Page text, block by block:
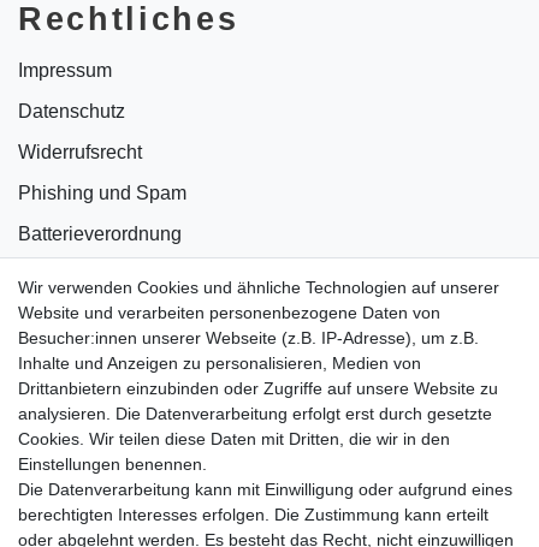
Wir verwenden Cookies und ähnliche Technologien auf unserer
Website und verarbeiten personenbezogene Daten von
Besucher:innen unserer Webseite (z.B. IP-Adresse), um z.B.
Inhalte und Anzeigen zu personalisieren, Medien von
Drittanbietern einzubinden oder Zugriffe auf unsere Website zu
analysieren. Die Datenverarbeitung erfolgt erst durch gesetzte
Cookies. Wir teilen diese Daten mit Dritten, die wir in den
Einstellungen benennen.
Die Datenverarbeitung kann mit Einwilligung oder aufgrund eines
berechtigten Interesses erfolgen. Die Zustimmung kann erteilt
oder abgelehnt werden. Es besteht das Recht, nicht einzuwilligen
Rechtliches
Impressum
Datenschutz
Widerrufsrecht
Phishing und Spam
Batterieverordnung
Bildnachweise
AGB
Vertrag widerrufen
B2BKunden